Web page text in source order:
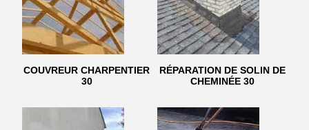
COUVREUR CHARPENTIER
30
RÉPARATION DE SOLIN DE
CHEMINÉE 30